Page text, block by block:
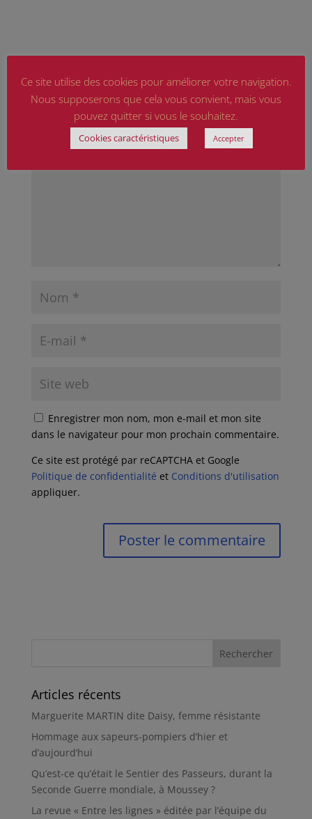
Poster le commentaire
Votre adresse e-mail ne sera pas publiée. Les
champs obligatoires sont indiqués avec*
Enregistrer mon nom, mon e-mail et mon site
dans le navigateur pour mon prochain commentaire.
Ce site est protégé par reCAPTCHA et Google
Politique de confidentialité et Conditions d'utilisation
appliquer.
Articles récents
Marguerite MARTIN dite Daisy, femme résistante
Hommage aux sapeurs-pompiers d’hier et
d’aujourd’hui
Qu’est-ce qu’était le Sentier des Passeurs, durant la
Seconde Guerre mondiale, à Moussey ?
La revue « Entre les lignes » éditée par l’équipe du
Ce site utilise des cookies pour améliorer votre navigation.
Nous supposerons que cela vous convient, mais vous
pouvez quitter si vous le souhaitez.
Cookies caractéristiques Accepter